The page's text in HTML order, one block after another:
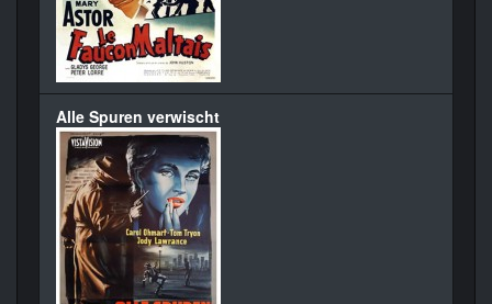
Alle Spuren verwischt